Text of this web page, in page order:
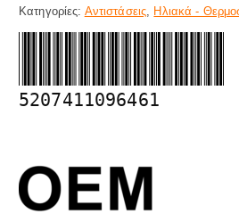
Κατηγορίες: Αντιστάσεις, Ηλιακά -
5207411096461